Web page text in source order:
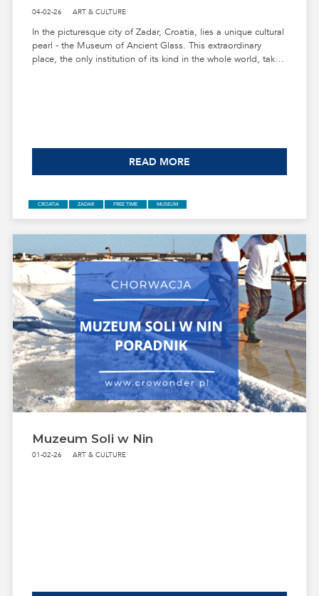
ZADAR HISTORICAL ZADAR HISTORICAL PLACES ZADAR ATRACTIONS
04-02-26 ART & CULTURE
In the picturesque city of Zadar, Croatia, lies a unique cultural
pearl - the Museum of Ancient Glass. This extraordinary
place, the only institution of its kind in the whole world, takes
READ MORE
Muzeum Soli w Nin
01-02-26 ART & CULTURE